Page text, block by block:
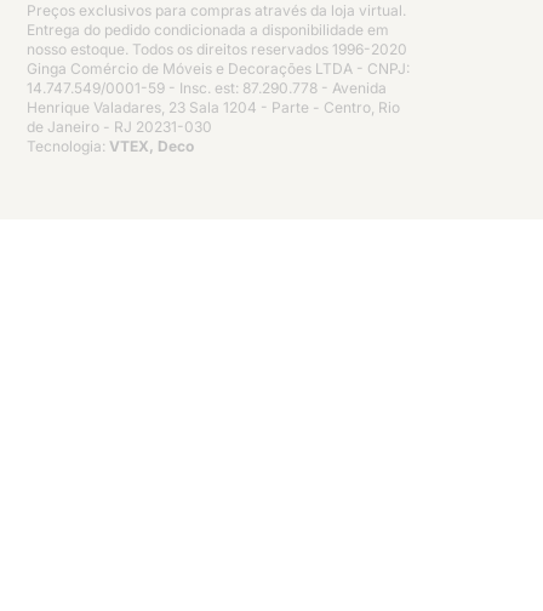
Preços exclusivos para compras através da loja virtual.
Entrega do pedido condicionada a disponibilidade em
nosso estoque. Todos os direitos reservados 1996-2020
Ginga Comércio de Móveis e Decorações LTDA - CNPJ:
14.747.549/0001-59 - Insc. est: 87.290.778 - Avenida
Henrique Valadares, 23 Sala 1204 - Parte - Centro, Rio
de Janeiro - RJ 20231-030
Tecnologia: VTEX, Deco